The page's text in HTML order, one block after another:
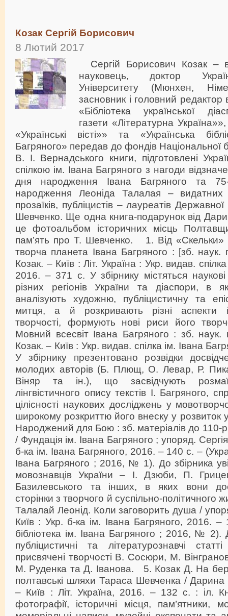
Козак Сергій Борисович
8 Лютий 2017
Сергій Борисович Козак – відомий український науковець, доктор Українського Вільного Університету (Мюнхен, Німеччина), журналіст, засновник і головний редактор видавничих проектів «Бібліотека української діаспори», «Бібліотека газети «Літературна Україна»», «Сторінками газети «Українські вісті»» та «Українська бібліотека імені Івана Багряного» передав до фондів Національної бібліотеки України ім. В. І. Вернадського книги, підготовлені Українською видавничою спілкою ім. Івана Багряного з нагоди відзначення 110-ї річниці від дня народження Івана Багряного та 75-ї річниці від дня народження Леоніда Талалая – видатних українських поетів, прозаїків, публіцистів – лауреатів Державної премії України ім. Т. Шевченко. Ще одна книга-подарунок від Дарини і Сергія Козаків – це фотоальбом історичних місць Полтавщини, що зберігають пам’ять про Т. Шевченко. 1. Від «Скельки» до «Буйного вітру»: творча планета Івана Багряного : [зб. наук. пр.] / упоряд. Сергій Козак. – Київ : Літ. Україна : Укр. видав. спілка ім. Івана Багряного, 2016. – 371 с. У збірнику містяться наукові праці дослідників з різних регіонів України та діаспори, в яких вони не лише аналізують художню, публіцистичну та епістолярну спадщину митця, а й розкривають різні аспекти його багатогранної творчості, формують нові риси його творчого портрета. 2. Мовний всесвіт Івана Багряного : зб. наук. пр. / упоряд. Сергій Козак. – Київ : Укр. видав. спілка ім. Івана Багряного, 2016. – 364 с. У збірнику презентовано розвідки досвідчених і талановитих молодих авторів (Б. Плющ, О. Левар, Р. Пикалюк, Н. Сологуб, Г. Віняр та ін.), що засвідчують розмаїття проблематики лінгвістичного опису текстів І. Багряного, сприяють формуванню цілісності наукових досліджень у мовотворчості письменника та широкому розкриттю його внеску у розвиток української мови. 3. Народжений для Бою : зб. матеріалів до 110-річчя Івана Багряного / Фундація ім. Івана Багряного ; упоряд. Сергія Козака. – Київ : Укр. б-ка ім. Івана Багряного, 2016. – 140 с. – (Українська бібліотека ім. Івана Багряного ; 2016, № 1). До збірника увійшли праці відомих мовознавців України – І. Дзюби, П. Гриценка, Г. Костюка, В. Базилевського та інших, в яких вони дослідили маловідомі сторінки з творчого й суспільно-політичного життя І. Багряного. 4. Талалай Леонід. Коли заговорить душа / упоряд. Раїса Талалай. – Київ : Укр. б-ка ім. Івана Багряного, 2016. – 191 с. – (Українська бібліотека ім. Івана Багряного ; 2016, № 2). До видання увійшли публіцистичні та літературознавчі статті Леоніда Талалая, присвячені творчості В. Сосюри, М. Вінграновського, Б. Олійника, М. Руденка та Д. Іванова. 5. Козак Д. На берегах Хоролу і Сули: полтавські шляхи Тараса Шевченка / Дарина Козак, Сергій Козак. – Київ : Літ. Україна, 2016. – 132 с. : іл. Книга-альбом містить фотографії, історичні місця, пам’ятники, монументи, погруддя, меморіальні написи, музейні експонати та архітектурні споруди, що присвячені Т. Шевченку або пов’язанні з його життям, поетичною і художньою творчістю. /* IN PAGE ANALYTICS */ #page-analtyics { clear: left; } #page-analtyics .metric { background: #fefefe; /* Старые браузеры */ background: -moz-linear-gradient(top, #fefefe 0%, #f2f3f2 100%); /* FF3.6+ */ background: -webkit-gradient(linear, left top, left bottom, color-stop(0%,#fefefe), color-stop(100%,#f2f3f2)); /* Chrome,Safari4+ */ background: -webkit-linear-gradient(top, #fefefe 0%,#f2f3f2 100%); /* Chrome10+,Safari5.1+ */ background: -o-linear-gradient(top, #fefefe 0%,#f2f3f2 100%); /* Opera 11.10+ */ background: -ms-linear-gradient(top, #fefefe 0%,#f2f3f2 100%); /* IE10+ */ background: linear-gradient(top, #fefefe 0%,#f2f3f2 100%); /* W3C */ filter: progid:DXImageTransform.Microsoft.gradient( startColorstr='#fefefe', endColorstr='#f2f3f2',GradientType=0 ); /* IE6-9 */ border: 1px solid #ccc; float: left; font-size: 12px; margin: -4px 0 1em -1px; padding: 10px; width: 105px; } #page-analtyics .metric:hover { background: #fff; border-bottom-color: #b1b1b1; } #page-analtyics .metric .legend { background-color: #058DC7; border-radius: 5px; -moz-border-radius: 5px; -webkit-border-radius: 5px; font-size: 0; margin-right: 5px; padding: 10px 5px 0; } #page-analtyics .metric strong { font-size: 16px; font-weight: bold; } #page-analtyics .range { color: #686868; font-size: 11px; margin-bottom: 7px; width: 100%; } /* IN PAGE ANALYTICS */ #page-analtyics { clear: left; } #page-analtyics .metric { background: #fefefe; /* Старые браузеры */ background: -moz-linear-gradient(top, #fefefe 0%, #f2f3f2 100%); /* FF3.6+ */ background: -webkit-gradient(linear, left top, left bottom, color-stop(0%,#fefefe), color-stop(100%,#f2f3f2)); /* Chrome,Safari4+ */ background: -webkit-linear-gradient(top, #fefefe 0%,#f2f3f2 100%); /* Chrome10+,Safari5.1+ */ background: -o-linear-gradient(top, #fefefe 0%,#f2f3f2 100%); /* Opera 11.10+ */ background: -ms-linear-gradient(top, #fefefe 0%,#f2f3f2 100%); /* IE10+ */ background: linear-gradient(top, #fefefe 0%,#f2f3f2 100%); /* W3C */ filter: progid:DXImageTransform.Microsoft.gradient( startColorstr='#fefefe', endColorstr='#f2f3f2',GradientType=0 ); /* IE6-9 */ border: 1px solid #ccc; float: left; font-size: 12px; margin: -4px 0 1em -1px; padding: 10px; width: 105px; } #page-analtyics .metric:hover { background: